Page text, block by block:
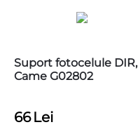
Suport fotocelule DIR,
Came G02802
66 Lei